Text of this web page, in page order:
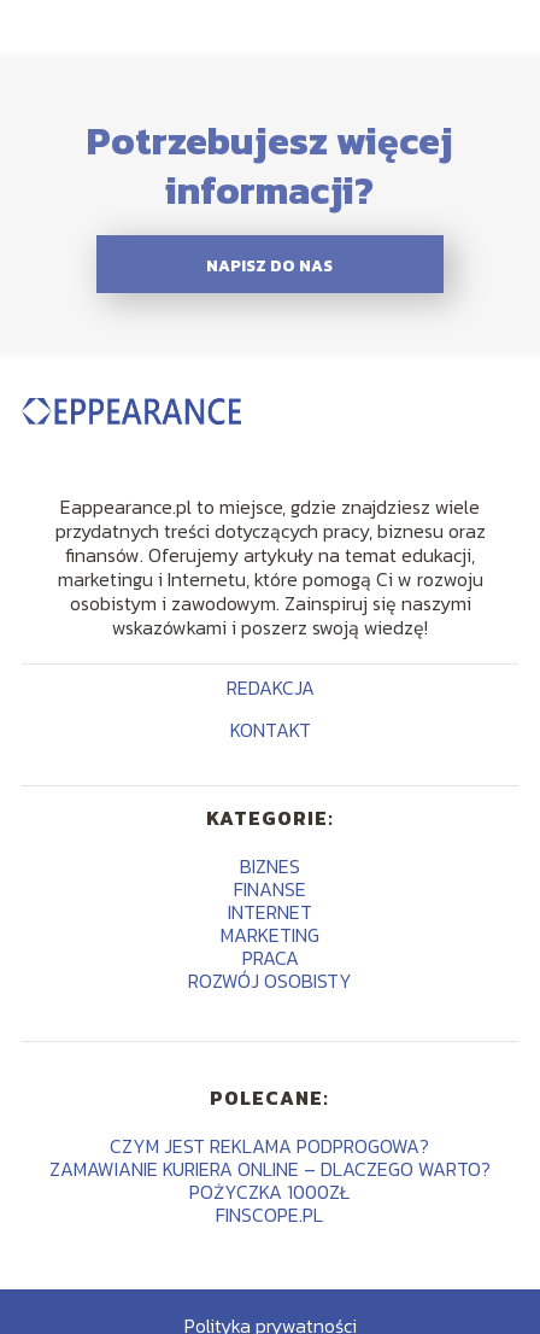
Potrzebujesz więcej
informacji?
NAPISZ DO NAS
Eappearance.pl to miejsce, gdzie znajdziesz wiele
przydatnych treści dotyczących pracy, biznesu oraz
finansów. Oferujemy artykuły na temat edukacji,
marketingu i Internetu, które pomogą Ci w rozwoju
osobistym i zawodowym. Zainspiruj się naszymi
wskazówkami i poszerz swoją wiedzę!
REDAKCJA
KONTAKT
KATEGORIE:
BIZNES
FINANSE
INTERNET
MARKETING
PRACA
ROZWÓJ OSOBISTY
POLECANE:
CZYM JEST REKLAMA PODPROGOWA?
ZAMAWIANIE KURIERA ONLINE – DLACZEGO WARTO?
POŻYCZKA 1000ZŁ
FINSCOPE.PL
Polityka prywatności